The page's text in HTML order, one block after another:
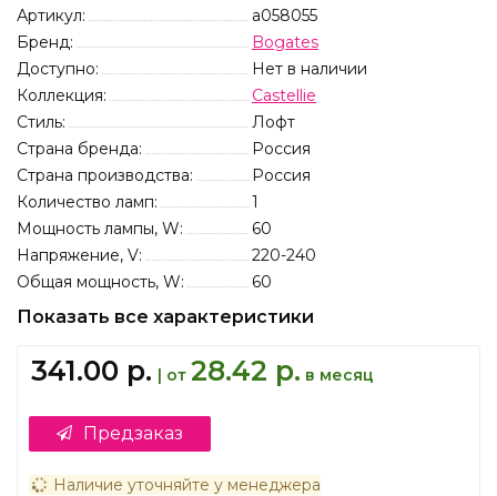
Артикул:
a058055
Бренд:
Bogates
Доступно:
Нет в наличии
Коллекция:
Castellie
Стиль:
Лофт
Страна бренда:
Россия
Страна производства:
Россия
Количество ламп:
1
Мощность лампы, W:
60
Напряжение, V:
220-240
Общая мощность, W:
60
Показать все характеристики
341.00 р. | от 28.42 р. в месяц
Предзаказ
Наличие уточняйте у менеджера